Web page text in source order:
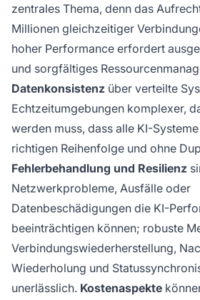
zentrales Thema, denn das
Millionen gleichzeitiger
hoher Performance erfordert
und sorgfältiges
Datenkonsistenz über verteilte
Echtzeitumgebungen komplexer,
werden muss, dass alle KI-
richtigen Reihenfolge und ohne
Fehlerbehandlung und Resilienz
Netzwerkprobleme, Ausfälle oder
Datenbeschädigungen die KI-
beeinträchtigen können; robuste
Verbindungswiederherstellung,
Wiederholung und
unerlässlich. Kostenaspekte